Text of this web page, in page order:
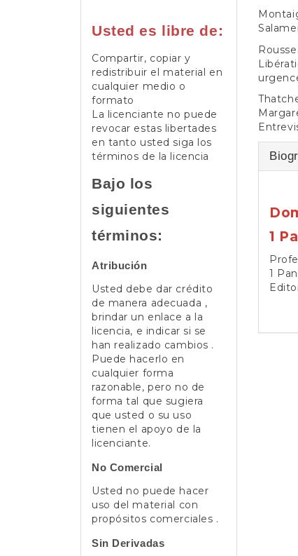
Usted es libre de:
Compartir, copiar y
redistribuir el material en
cualquier medio o
formato
La licenciante no puede
revocar estas libertades
en tanto usted siga los
términos de la licencia
Bajo los
siguientes
términos:
Atribución
Usted debe dar crédito
de manera adecuada ,
brindar un enlace a la
licencia, e indicar si se
han realizado cambios .
Puede hacerlo en
cualquier forma
razonable, pero no de
forma tal que sugiera
que usted o su uso
tienen el apoyo de la
licenciante.
No Comercial
Usted no puede hacer
uso del material con
propósitos comerciales .
Sin Derivadas
1
1